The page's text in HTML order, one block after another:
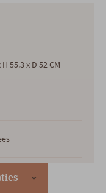
H 55.3 x D 52 CM